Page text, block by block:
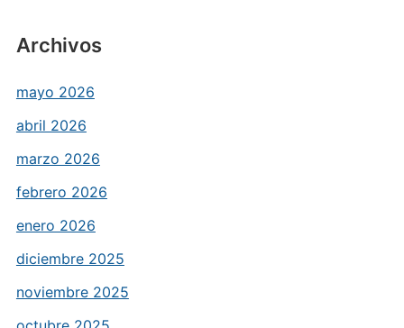
Archivos
mayo 2026
abril 2026
marzo 2026
febrero 2026
enero 2026
diciembre 2025
noviembre 2025